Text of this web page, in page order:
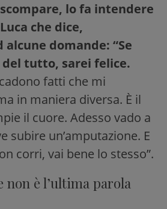
lo fa intendere
che dice,
domande: “Se
tutto, sarei felice.
fatti che mi
in maniera diversa. È il
il cuore. Adesso vado a
subire un’amputazione. E
corri, vai bene lo stesso”.
non è l’ultima parola